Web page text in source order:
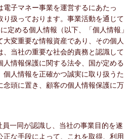
電子マネー事業を運営するにあたっ
扱っております。事業活動を通じて
定める個人情報（以下、「個人情報」
大変重要な情報資産であり、その個人
当社の重要な社会的責務と認識して
人情報保護に関する法令、国が定める
人情報を正確かつ誠実に取り扱うた
念頭に置き、顧客の個人情報保護に万
一同が認識し、当社の事業目的を遂
な手段によって、これを取得、利用